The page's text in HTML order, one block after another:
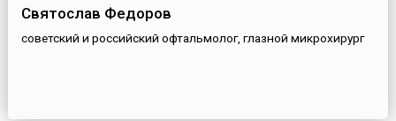
Святослав Федоров
советский и российский офтальмолог, глазной микрохирург